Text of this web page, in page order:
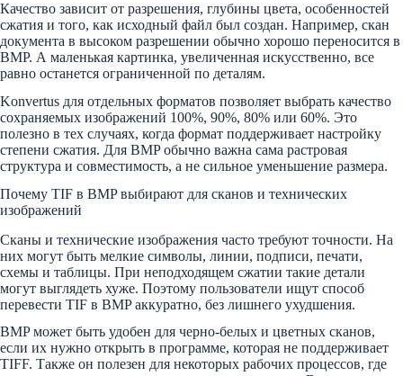
Качество зависит от разрешения, глубины цвета, особенностей
сжатия и того, как исходный файл был создан. Например, скан
документа в высоком разрешении обычно хорошо переносится в
BMP. А маленькая картинка, увеличенная искусственно, все
равно останется ограниченной по деталям.
Konvertus для отдельных форматов позволяет выбрать качество
сохраняемых изображений 100%, 90%, 80% или 60%. Это
полезно в тех случаях, когда формат поддерживает настройку
степени сжатия. Для BMP обычно важна сама растровая
структура и совместимость, а не сильное уменьшение размера.
Почему TIF в BMP выбирают для сканов и технических
изображений
Сканы и технические изображения часто требуют точности. На
них могут быть мелкие символы, линии, подписи, печати,
схемы и таблицы. При неподходящем сжатии такие детали
могут выглядеть хуже. Поэтому пользователи ищут способ
перевести TIF в BMP аккуратно, без лишнего ухудшения.
BMP может быть удобен для черно-белых и цветных сканов,
если их нужно открыть в программе, которая не поддерживает
TIFF. Также он полезен для некоторых рабочих процессов, где